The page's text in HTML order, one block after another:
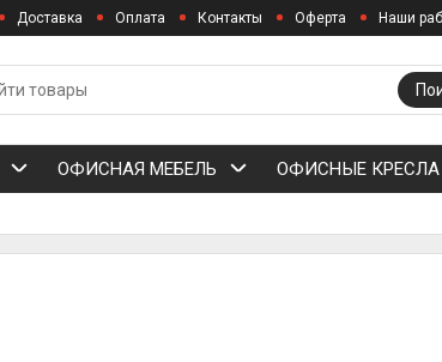
Доставка Оплата Контакты Оферта Наши
ОФИСНАЯ МЕБЕЛЬ ОФИСНЫЕ КРЕСЛА